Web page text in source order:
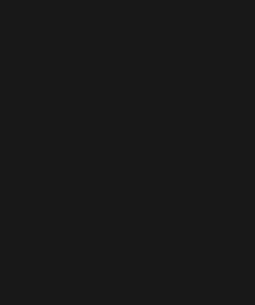
bliżej